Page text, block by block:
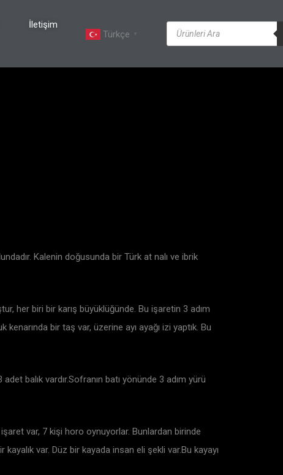
İletişim
Türkçe
▼
Kalenin doğusunda bir Türk at nalı ve ibrik
her biri bir karış büyüklüğünde. Bu işaretin 3 adım
bir taş var, üzerine ayı ayağı izi yaptık. Bu
balık vardır.Sofranın batı yönünde 3 adım yürü
var, 7 kişi horo oynuyorlar. Bunlardan birinde
var. Düz bir kayada insan eli şekli var.Bu kayayı